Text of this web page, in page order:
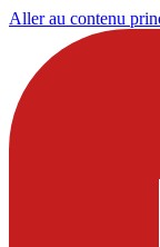
Aller au contenu